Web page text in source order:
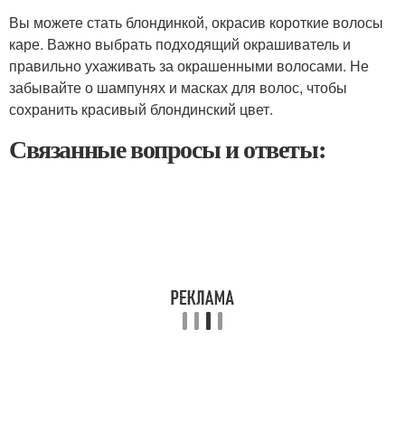
Вы можете стать блондинкой, окрасив короткие волосы
каре. Важно выбрать подходящий окрашиватель и
правильно ухаживать за окрашенными волосами. Не
забывайте о шампунях и масках для волос, чтобы
сохранить красивый блондинский цвет.
Связанные вопросы и ответы: